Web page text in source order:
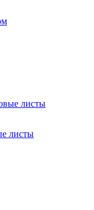
листы
листы